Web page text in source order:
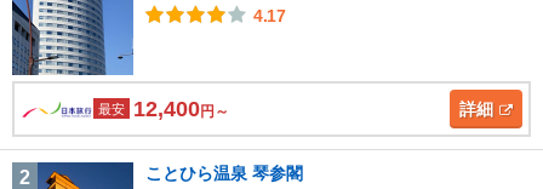
4.17
最安 12,400円～ 詳細
2 ことひら温泉 琴参閣